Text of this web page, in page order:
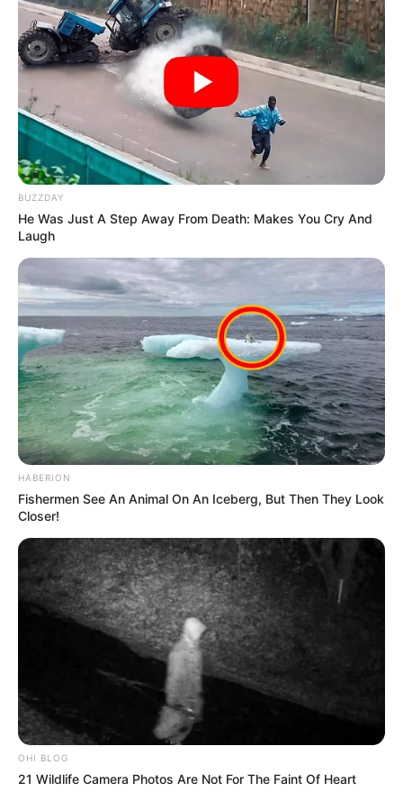
BUZZDAY
He Was Just A Step Away From Death: Makes You Cry And
Laugh
HABERION
Fishermen See An Animal On An Iceberg, But Then They Look
Closer!
OHI BLOG
21 Wildlife Camera Photos Are Not For The Faint Of Heart